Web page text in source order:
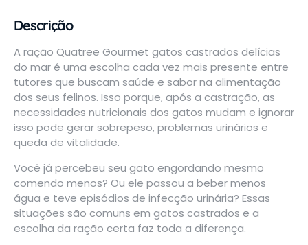
Descrição
A ração Quatree Gourmet gatos castrados delícias
do mar é uma escolha cada vez mais presente entre
tutores que buscam saúde e sabor na alimentação
dos seus felinos. Isso porque, após a castração, as
necessidades nutricionais dos gatos mudam e ignorar
isso pode gerar sobrepeso, problemas urinários e
queda de vitalidade.
Você já percebeu seu gato engordando mesmo
comendo menos? Ou ele passou a beber menos
água e teve episódios de infecção urinária? Essas
situações são comuns em gatos castrados e a
escolha da ração certa faz toda a diferença.